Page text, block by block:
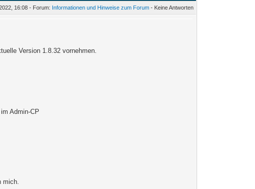
16:08 - Forum: Informationen und Hinweise zum Forum - Keine Antworten
Version 1.8.32 vornehmen.
Admin-CP
mich.